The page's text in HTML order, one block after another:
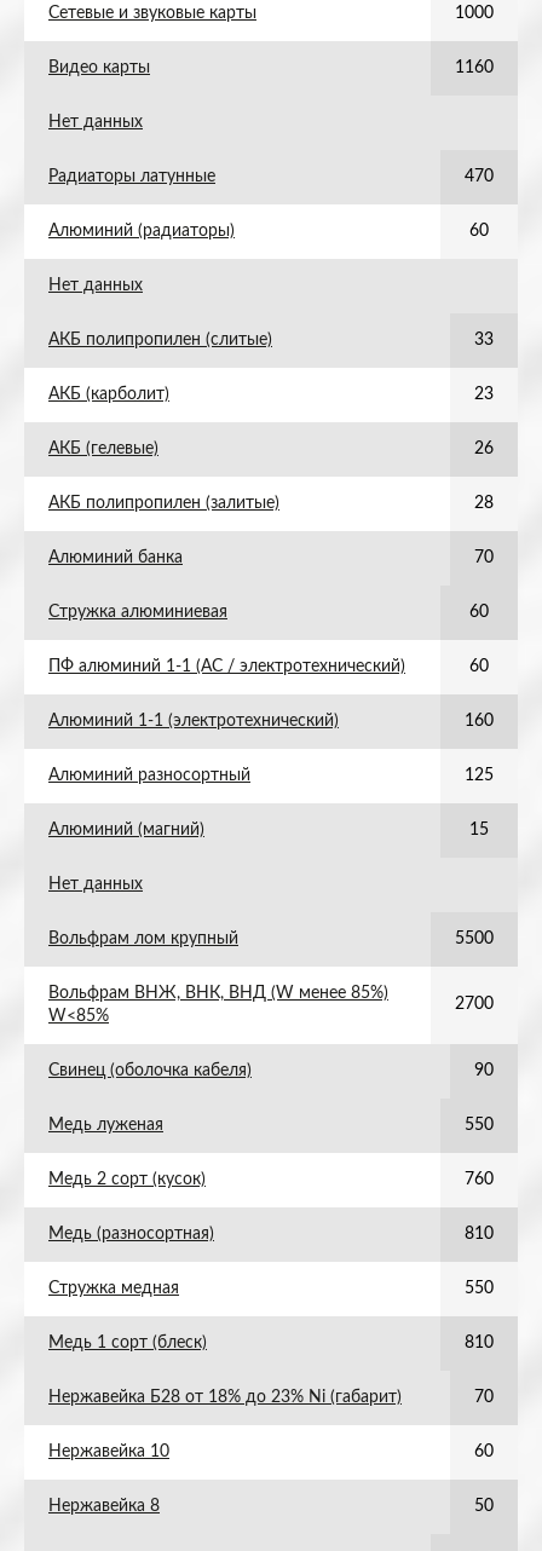
Сетевые и звуковые карты 1000
Видео карты 1160
Нет данных
Радиаторы латунные 470
Алюминий (радиаторы) 60
Нет данных
АКБ полипропилен (слитые) 33
АКБ (карболит) 23
АКБ (гелевые) 26
АКБ полипропилен (залитые) 28
Алюминий банка 70
Стружка алюминиевая 60
ПФ алюминий 1-1 (АС / электротехнический) 60
Алюминий 1-1 (электротехнический) 160
Алюминий разносортный 125
Алюминий (магний) 15
Нет данных
Вольфрам лом крупный 5500
Вольфрам ВНЖ, ВНК, ВНД (W менее 85%)
W<85%
2700
Свинец (оболочка кабеля) 90
Медь луженая 550
Медь 2 сорт (кусок) 760
Медь (разносортная) 810
Стружка медная 550
Медь 1 сорт (блеск) 810
Нержавейка Б28 от 18% до 23% Ni (габарит) 70
Нержавейка 10 60
Нержавейка 8 50